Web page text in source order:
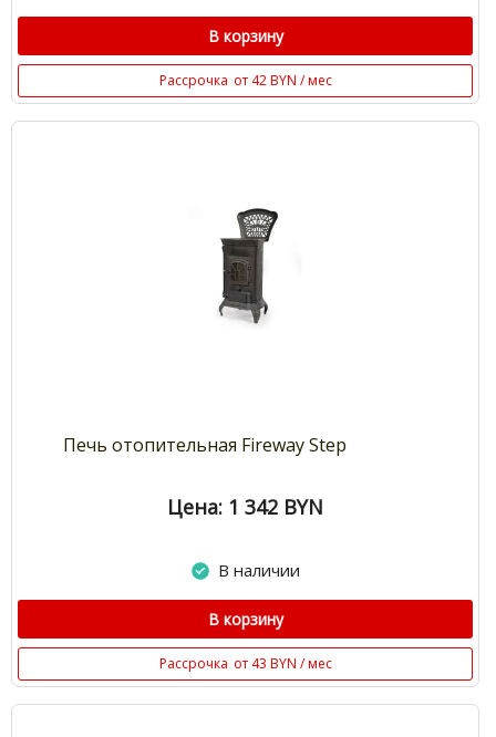
В корзину
Рассрочка от 42 BYN / мес
Печь отопительная Fireway Step
Цена: 1 342 BYN
В наличии
В корзину
Рассрочка от 43 BYN / мес